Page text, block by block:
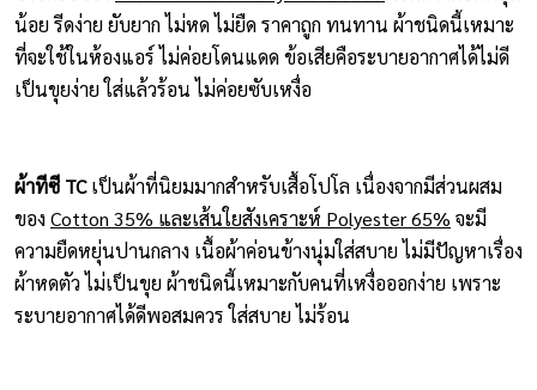
น้อย รีดง่าย ยับยาก ไม่หด ไม่ยืด ราคาถูก ทนทาน ผ้าชนิดนี้เหมาะ
ที่จะใช้ในห้องแอร์ ไม่ค่อยโดนแดด ข้อเสียคือระบายอากาศได้ไม่ดี
เป็นขุยง่าย ใส่แล้วร้อน ไม่ค่อยซับเหงื่อ
ผ้าทีซี TCเป็นผ้าที่นิยมมากสำหรับเสื้อโปโล เนื่องจากมีส่วนผสม
ของ Cotton 35% และเส้นใยสังเคราะห์ Polyester 65% จะมี
ความยืดหยุ่นปานกลาง เนื้อผ้าค่อนข้างนุ่มใส่สบาย ไม่มีปัญหาเรื่อง
ผ้าหดตัว ไม่เป็นขุย ผ้าชนิดนี้เหมาะกับคนที่เหงื่อออกง่าย เพราะ
ระบายอากาศได้ดีพอสมควร ใส่สบาย ไม่ร้อน